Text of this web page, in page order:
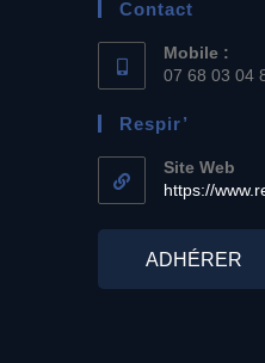
Contact
Mobile :
07 68 03 04
Respir’
Site Web
https://
ADHÉRER